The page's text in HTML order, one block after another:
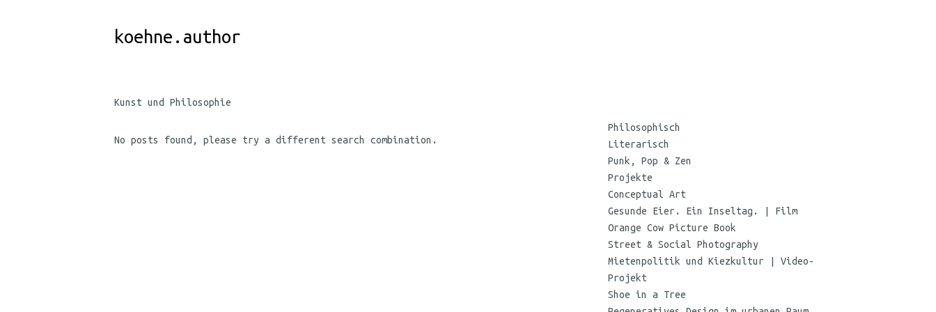
koehne.author
Kunst und Philosophie
No posts found, please try a different search combination.
Koehne
Philosophisch
Literarisch
Punk, Pop & Zen
Projekte
Conceptual Art
Gesunde Eier. Ein Inseltag. | Film
Orange Cow Picture Book
Street & Social Photography
Mietenpolitik und Kiezkultur | Video-
Projekt
Shoe in a Tree